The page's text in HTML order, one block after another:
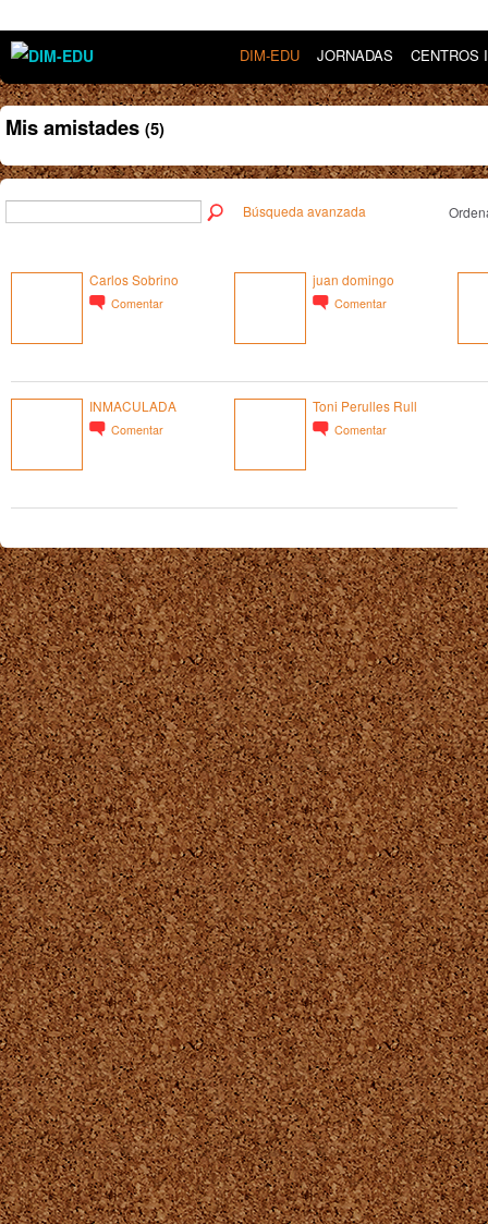
DIM-EDU JORNADAS CENTROS
Mis amistades (5)
Búsqueda avanzada
Carlos Sobrino
Comentar
juan domingo
Comentar
INMACULADA
Comentar
Toni Perulles Rull
Comentar